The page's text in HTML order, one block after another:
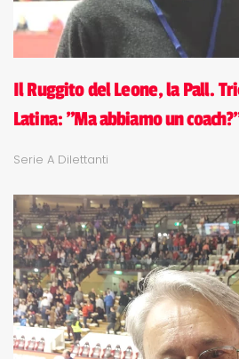
Il Ruggito del Leone, la Pall.
Latina: "Ma abbiamo un
Serie A Dilettanti